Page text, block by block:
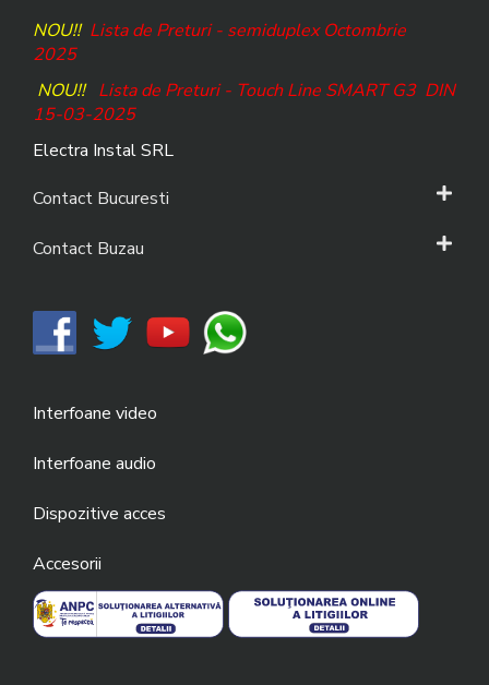
NOU!! Lista de Preturi - semiduplex Octombrie
2025
NOU!! Lista de Preturi - Touch Line SMART G3DIN
15-03-2025
Electra Instal SRL
Contact Bucuresti
Contact Buzau
Interfoane video
Interfoane audio
Dispozitive acces
Accesorii